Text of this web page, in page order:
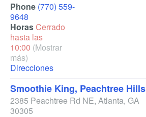
Phone (770) 559-
9648
HorasCerrado
hasta las
10:00 (Mostrar
más)
Direcciones
Smoothie King, Peachtree Hills
2385 Peachtree Rd NE, Atlanta, GA
30305